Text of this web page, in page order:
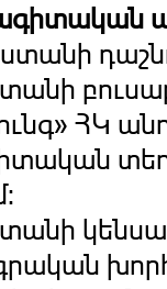
ՀԿ